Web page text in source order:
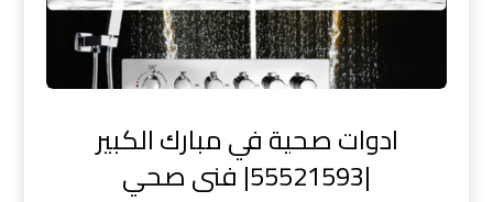
ادوات صحية في مبارك الكبير
|55521593| فنى صحي